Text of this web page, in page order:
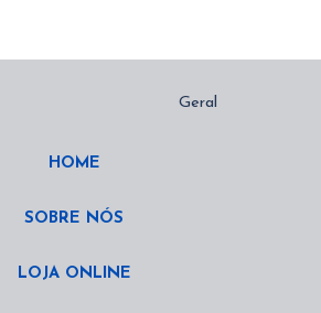
HOME
SOBRE NÓS
LOJA ONLINE